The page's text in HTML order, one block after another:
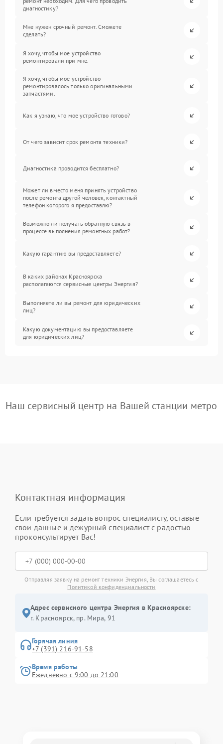
диагностику?
Мне нужен срочный ремонт. Сможете
сделать?
Я хочу, чтобы мое устройство
ремонтировали при мне.
Я хочу, чтобы мое устройство
ремонтировалось только оригинальными
запчастями.
Как я узнаю, что мое устройство готово?
От чего зависит срок ремонта техники?
Диагностика проводится бесплатно?
Может ли вместо меня принять устройство
после ремонта другой человек, контактный
телефон которого я предоставлю?
Возможно ли получать обратную связь в
процессе выполнения ремонтных работ?
Какую гарантию вы предоставляете?
В каких районах Красноярска
располагаются сервисные центры Энергия?
Выполняете ли вы ремонт для юридических
лиц?
Какую документацию вы предоставляете
для юридических лиц?
Наш сервисный центр на Вашей станции метро
Контактная информация
Если требуется задать вопрос специалисту, оставьте
свои данные и дежурный специалист с радостью
проконсультирует Вас!
Отправляя заявку на ремонт техники Энергия, Вы соглашаетесь с
Политикой конфиденциальности
Адрес сервисного центра Энергия в Красноярске:
г. Красноярск, ​пр. Мира, 91
Горячая линия
+7 (391) 216-91-58
Время работы
Ежедневно с 9:00 до 21:00